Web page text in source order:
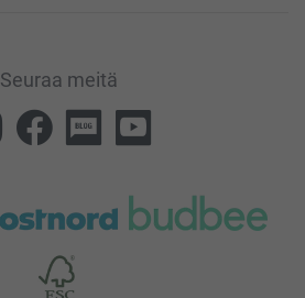
Seuraa meitä